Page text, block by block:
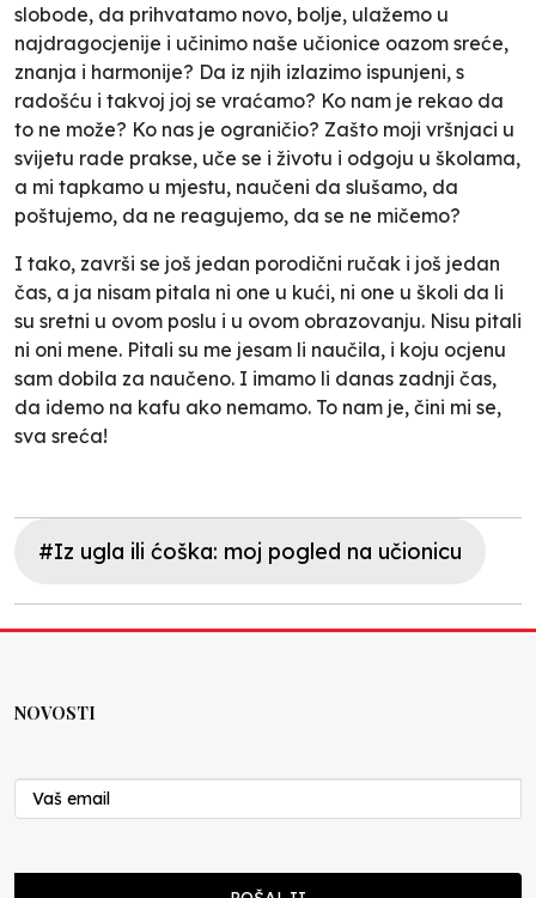
slobode, da prihvatamo novo, bolje, ulažemo u
najdragocjenije i učinimo naše učionice oazom sreće,
znanja i harmonije? Da iz njih izlazimo ispunjeni, s
radošću i takvoj joj se vraćamo? Ko nam je rekao da
to ne može? Ko nas je ograničio? Zašto moji vršnjaci u
svijetu rade prakse, uče se i životu i odgoju u školama,
a mi tapkamo u mjestu, naučeni da slušamo, da
poštujemo, da ne reagujemo, da se ne mičemo?
I tako, završi se još jedan porodični ručak i još jedan
čas, a ja nisam pitala ni one u kući, ni one u školi da li
su sretni u ovom poslu i u ovom obrazovanju. Nisu pitali
ni oni mene. Pitali su me jesam li naučila, i koju ocjenu
sam dobila za naučeno. I imamo li danas zadnji čas,
da idemo na kafu ako nemamo. To nam je, čini mi se,
sva sreća!
#Iz ugla ili ćoška: moj pogled na učionicu
NOVOSTI